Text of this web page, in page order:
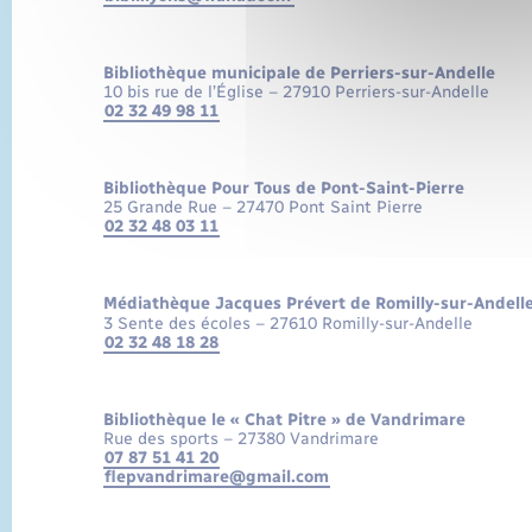
Bibliothèque municipale de Perriers-sur-Andelle
10 bis rue de l’Église – 27910 Perriers-sur-Andelle
02 32 49 98 11
Bibliothèque Pour Tous de Pont-Saint-Pierre
25 Grande Rue – 27470 Pont Saint Pierre
02 32 48 03 11
Médiathèque Jacques Prévert de Romilly-sur-
3 Sente des écoles – 27610 Romilly-sur-Andelle
02 32 48 18 28
Bibliothèque le « Chat Pitre » de Vandrimare
Rue des sports – 27380 Vandrimare
07 87 51 41 20
flepvandrimare@gmail.com